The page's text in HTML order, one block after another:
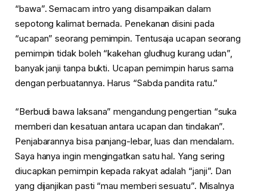
“bawa”. Semacam intro yang disampaikan dalam
sepotong kalimat bernada. Penekanan disini pada
“ucapan” seorang pemimpin. Tentusaja ucapan seorang
pemimpin tidak boleh “kakehan gludhug kurang udan”,
banyak janji tanpa bukti. Ucapan pemimpin harus sama
dengan perbuatannya. Harus “Sabda pandita ratu.”
“Berbudi bawa laksana” mengandung pengertian “suka
memberi dan kesatuan antara ucapan dan tindakan”.
Penjabarannya bisa panjang-lebar, luas dan mendalam.
Saya hanya ingin mengingatkan satu hal. Yang sering
diucapkan pemimpin kepada rakyat adalah “janji”. Dan
yang dijanjikan pasti “mau memberi sesuatu”. Misalnya